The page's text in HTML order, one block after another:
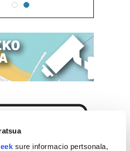
sure informacio pertsonala,